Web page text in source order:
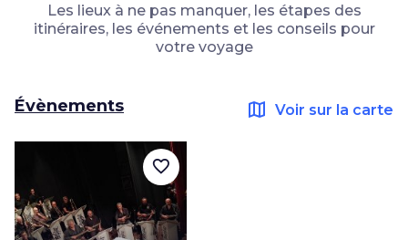
Les lieux à ne pas manquer, les étapes des
itinéraires, les événements et les conseils pour
votre voyage
Évènements map Voir sur la carte
favorite_border